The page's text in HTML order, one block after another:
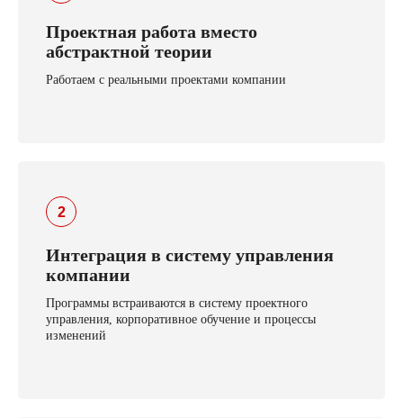
Проектная работа вместо
абстрактной теории
Работаем с реальными проектами компании
Интеграция в систему управления
компании
Программы встраиваются в систему проектного
управления, корпоративное обучение и процессы
изменений